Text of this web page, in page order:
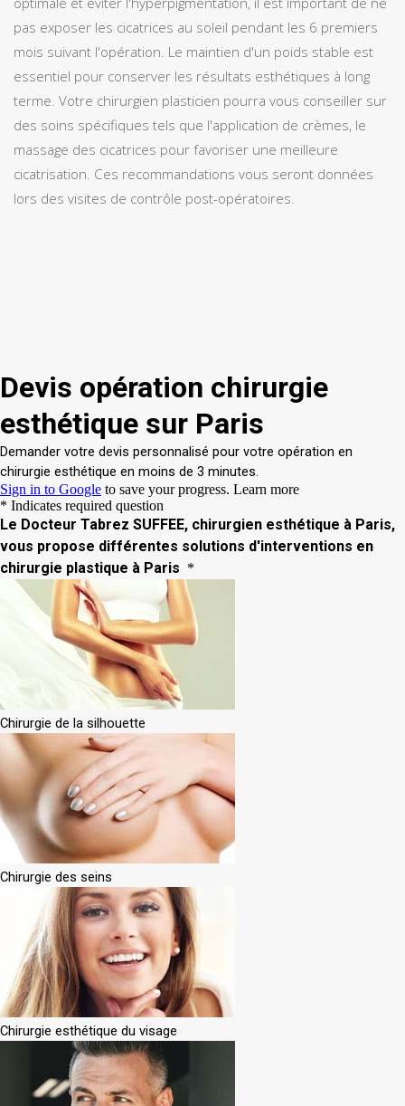
pas exposer les cicatrices au soleil pendant les 6 premiers
mois suivant l'opération. Le maintien d'un poids stable est
essentiel pour conserver les résultats esthétiques à long
terme. Votre chirurgien plasticien pourra vous conseiller sur
des soins spécifiques tels que l'application de crèmes, le
massage des cicatrices pour favoriser une meilleure
cicatrisation. Ces recommandations vous seront données
lors des visites de contrôle post-opératoires.